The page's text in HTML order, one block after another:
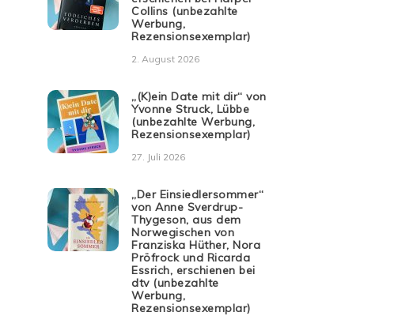
Collins (unbezahlte
Werbung,
Rezensionsexemplar)
2. August 2026
„(K)ein Date mit dir“ von
Yvonne Struck, Lübbe
(unbezahlte Werbung,
Rezensionsexemplar)
27. Juli 2026
„Der Einsiedlersommer“
von Anne Sverdrup-
Thygeson, aus dem
Norwegischen von
Franziska Hüther, Nora
Pröfrock und Ricarda
Essrich, erschienen bei
dtv (unbezahlte
Werbung,
Rezensionsexemplar)